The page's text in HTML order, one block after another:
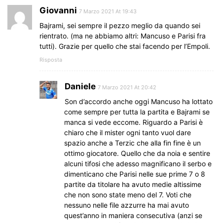
Giovanni 7 Marzo 2021 At 19:43
Bajrami, sei sempre il pezzo meglio da quando sei
rientrato. (ma ne abbiamo altri: Mancuso e Parisi fra
tutti). Grazie per quello che stai facendo per l’Empoli.
Risposta
Daniele 7 Marzo 2021 At 20:42
Son d’accordo anche oggi Mancuso ha lottato
come sempre per tutta la partita e Bajrami se
manca si vede eccome. Riguardo a Parisi è
chiaro che il mister ogni tanto vuol dare
spazio anche a Terzic che alla fin fine è un
ottimo giocatore. Quello che da noia e sentire
alcuni tifosi che adesso magnificano il serbo e
dimenticano che Parisi nelle sue prime 7 o 8
partite da titolare ha avuto medie altissime
che non sono state meno del 7. Voti che
nessuno nelle file azzurre ha mai avuto
quest’anno in maniera consecutiva (anzi se